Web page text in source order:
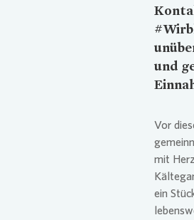
und
Vor
mit
ein